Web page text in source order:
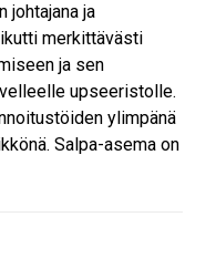
johtajana ja
merkittävästi
ja sen
upseeristolle.
ylimpänä
Salpa-asema on